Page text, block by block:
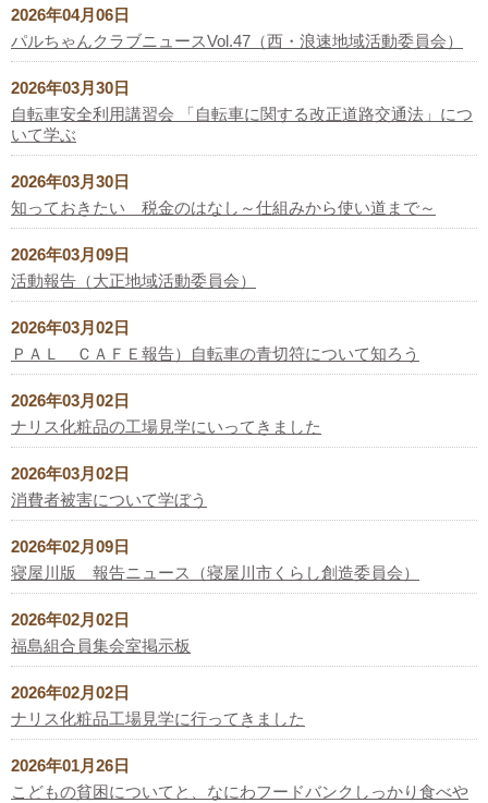
2026年04月06日
パルちゃんクラブニュースVol.47（西・浪速地域活動委員会）
2026年03月30日
自転車安全利用講習会 「自転車に関する改正道路交通法」につ
いて学ぶ
2026年03月30日
知っておきたい 税金のはなし～仕組みから使い道まで～
2026年03月09日
活動報告（大正地域活動委員会）
2026年03月02日
ＰＡＬ ＣＡＦＥ報告）自転車の青切符について知ろう
2026年03月02日
ナリス化粧品の工場見学にいってきました
2026年03月02日
消費者被害について学ぼう
2026年02月09日
寝屋川版 報告ニュース（寝屋川市くらし創造委員会）
2026年02月02日
福島組合員集会室掲示板
2026年02月02日
ナリス化粧品工場見学に行ってきました
2026年01月26日
こどもの貧困についてと、なにわフードバンクしっかり食べや